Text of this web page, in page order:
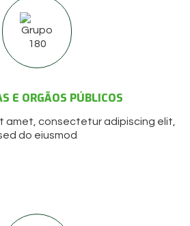
E ORGÃOS PÚBLICOS
amet, consectetur adipiscing elit,
do eiusmod